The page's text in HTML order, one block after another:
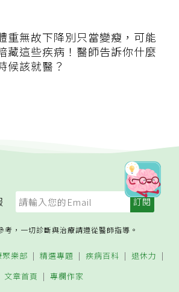
重無故下降別只當變瘦，可能
藏這些疾病！醫師告訴你什麼
候該就醫？
考，一切診斷與治療請遵從醫師指導。
聚樂部 精選專題 疾病百科
退休力
文章首頁
專欄作家